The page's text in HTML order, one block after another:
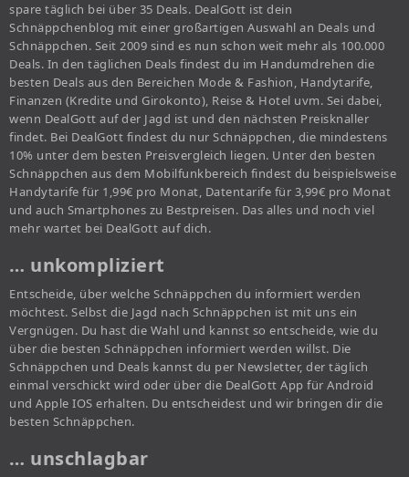
spare täglich bei über 35 Deals. DealGott ist dein
Schnäppchenblog mit einer großartigen Auswahl an Deals und
Schnäppchen. Seit 2009 sind es nun schon weit mehr als 100.000
Deals. In den täglichen Deals findest du im Handumdrehen die
besten Deals aus den Bereichen Mode & Fashion, Handytarife,
Finanzen (Kredite und Girokonto), Reise & Hotel uvm. Sei dabei,
wenn DealGott auf der Jagd ist und den nächsten Preisknaller
findet. Bei DealGott findest du nur Schnäppchen, die mindestens
10% unter dem besten Preisvergleich liegen. Unter den besten
Schnäppchen aus dem Mobilfunkbereich findest du beispielsweise
Handytarife für 1,99€ pro Monat, Datentarife für 3,99€ pro Monat
und auch Smartphones zu Bestpreisen. Das alles und noch viel
mehr wartet bei DealGott auf dich.
… unkompliziert
Entscheide, über welche Schnäppchen du informiert werden
möchtest. Selbst die Jagd nach Schnäppchen ist mit uns ein
Vergnügen. Du hast die Wahl und kannst so entscheide, wie du
über die besten Schnäppchen informiert werden willst. Die
Schnäppchen und Deals kannst du per Newsletter, der täglich
einmal verschickt wird oder über die DealGott App für Android
und Apple IOS erhalten. Du entscheidest und wir bringen dir die
besten Schnäppchen.
… unschlagbar